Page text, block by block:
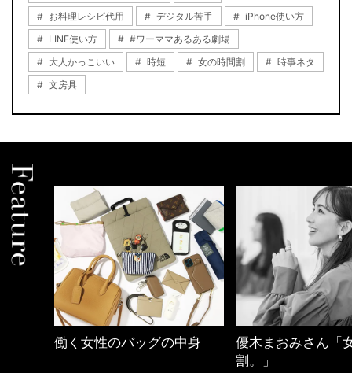
お料理レシピ代用
デジタル苦手
iPhone使い方
LINE使い方
#ワーママあるある劇場
大人かっこいい
時短 女の時間割
時事ネタ
文房具
優木まおみさん「女の時間
40代の小顔メイク